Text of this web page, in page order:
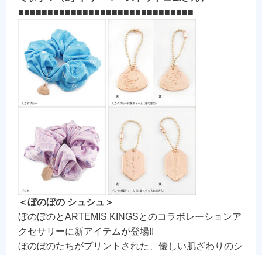
■■■■■■■■■■■■■■■■■■■■■■■■■■■■■■
＜ぼのぼの シュシュ＞
ぼのぼのとARTEMIS KINGSとのコラボレーションア
クセサリーに新アイテムが登場!!
ぼのぼのたちがプリントされた、優しい肌ざわりのシ